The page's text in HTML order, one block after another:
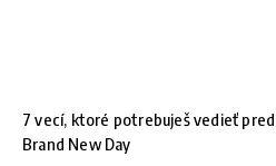
7 vecí, ktoré potrebuješ vedieť
Brand New Day